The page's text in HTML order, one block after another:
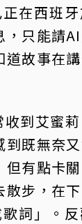
在西班牙
，只能請
故事在
到艾蜜
既無奈
有點卡
步，在
詞」。